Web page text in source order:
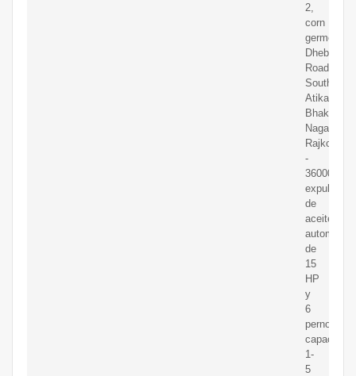
2,
corn
germer
Dhebar
Road
South,
Atika,
Bhakti
Nagar,
Rajkot
-
360002,
expulsor
de
aceite
automático
de
15
HP
y
6
pernos,
capacidad:
1-
5